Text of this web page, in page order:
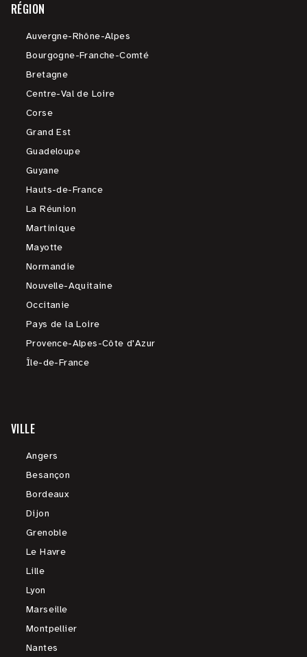
RÉGION
Auvergne-Rhône-Alpes
Bourgogne-Franche-Comté
Bretagne
Centre-Val de Loire
Corse
Grand Est
Guadeloupe
Guyane
Hauts-de-France
La Réunion
Martinique
Mayotte
Normandie
Nouvelle-Aquitaine
Occitanie
Pays de la Loire
Provence-Alpes-Côte d'Azur
Île-de-France
VILLE
Angers
Besançon
Bordeaux
Dijon
Grenoble
Le Havre
Lille
Lyon
Marseille
Montpellier
Nantes